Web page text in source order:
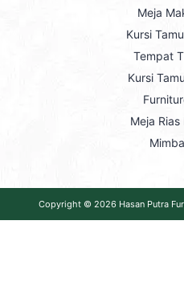
Meja
Kursi
Tempat
Kursi
Meja Rias
Copyright © 2026 Hasan Putra